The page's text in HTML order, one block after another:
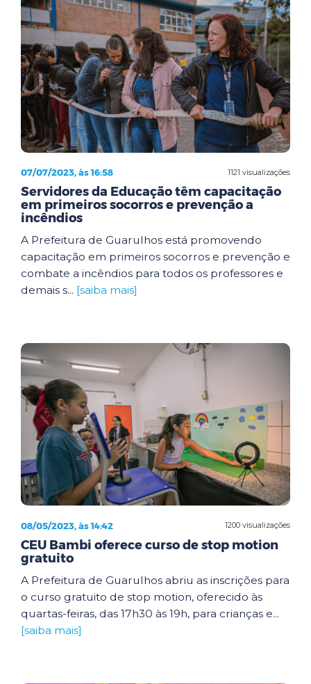
1121 visualizações
07/07/2023, às 16:58
Servidores da Educação têm capacitação
em primeiros socorros e prevenção a
incêndios
A Prefeitura de Guarulhos está promovendo
capacitação em primeiros socorros e prevenção e
combate a incêndios para todos os professores e
demais s... [saiba mais]
1200 visualizações
08/05/2023, às 14:42
CEU Bambi oferece curso de stop motion
gratuito
A Prefeitura de Guarulhos abriu as inscrições para
o curso gratuito de stop motion, oferecido às
quartas-feiras, das 17h30 às 19h, para crianças e...
[saiba mais]